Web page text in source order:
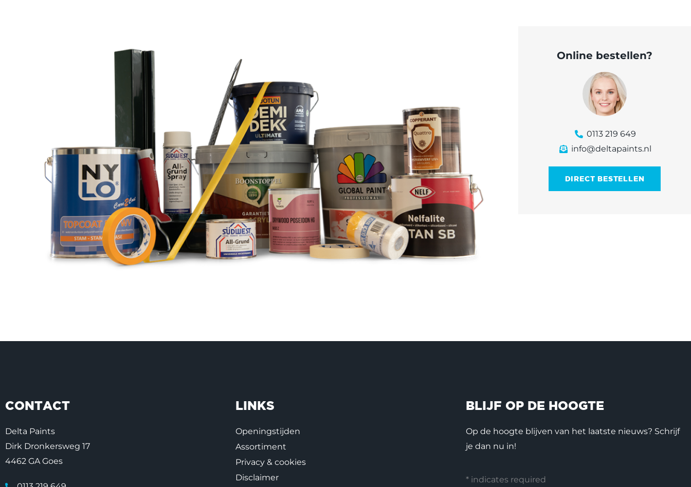
Online bestellen?
0113 219 649
info@deltapaints.nl
DIRECT BESTELLEN
CONTACT
Delta Paints
Dirk Dronkersweg 17
4462 GA Goes
LINKS
Openingstijden
Assortiment
Privacy & cookies
Disclaimer
BLIJF OP DE HOOGTE
Op de hoogte blijven van het laatste nieuws? Schrijf
je dan nu in!
*indicates required